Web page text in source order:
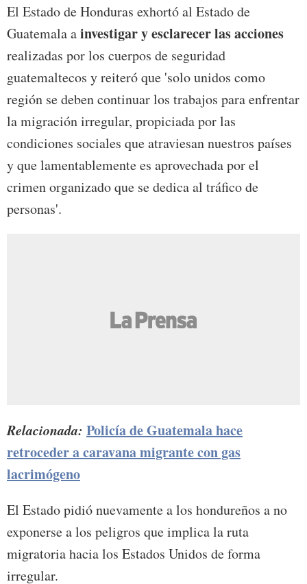
El Estado de Honduras exhortó al Estado de
Guatemala ainvestigar y esclarecer las acciones
realizadas por los cuerpos de seguridad
guatemaltecos y reiteró que 'solo unidos como
región se deben continuar los trabajos para enfrentar
la migración irregular, propiciada por las
condiciones sociales que atraviesan nuestros países
y que lamentablemente es aprovechada por el
crimen organizado que se dedica al tráfico de
personas'.
Relacionada: Policía de Guatemala hace
retroceder a caravana migrante con gas
lacrimógeno
El Estado pidió nuevamente a los hondureños a no
exponerse a los peligros que implica la ruta
migratoria hacia los Estados Unidos de forma
irregular.